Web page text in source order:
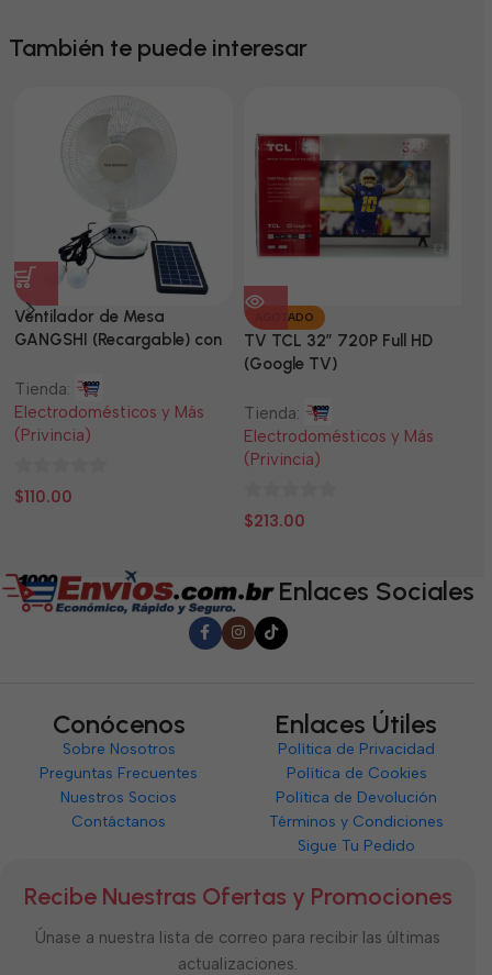
También te puede interesar
Ventilador de Mesa
GANGSHI (Recargable) con
Tienda:
Electrodomésticos y Más
(Privincia)
0
$110.00
AGOTADO
TV TCL 32” 720P Full HD
(Google TV)
Tienda:
Electrodomésticos y Más
(Privincia)
0
$213.00
Enlaces Sociales
Conócenos
Sobre Nosotros
Preguntas Frecuentes
Nuestros Socios
Contáctanos
Enlaces Útiles
Política de Privacidad
Política de Cookies
Política de Devolución
Términos y Condiciones
Sigue Tu Pedido
Recibe Nuestras Ofertas y Promociones
Únase a nuestra lista de correo para recibir las últimas
actualizaciones.